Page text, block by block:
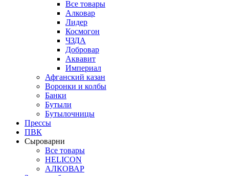
Все товары
Алковар
Лидер
Космогон
ЧЗДА
Добровар
Аквавит
Империал
Афганский казан
Воронки и колбы
Банки
Бутыли
Бутылочницы
Прессы
ПВК
Сыроварни
Все товары
HELICON
АЛКОВАР